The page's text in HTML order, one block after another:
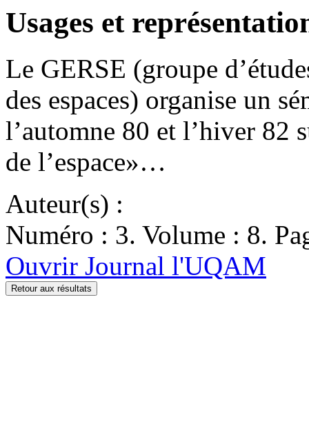
Usages et
Le GERSE (groupe
des espaces) organise un
l’automne 80 et l’hiver 82
de l’espace»…
Auteur(s) :
Numéro : 3. Volume : 8.
Ouvrir Journal l'UQAM
Retour aux résultats